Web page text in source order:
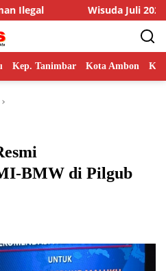
Juli 2026, Rektor Unpatti
Kep. Tanimbar Kota Ambon
BMW di Pilgub